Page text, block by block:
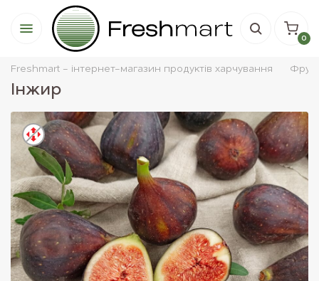
0
Freshmart - інтернет-магазин продуктів харчування
Інжир